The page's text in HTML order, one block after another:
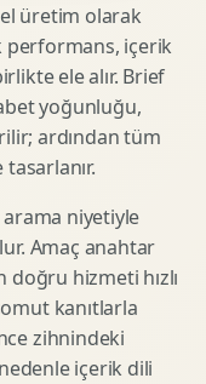
üretim olarak
performans, içerik
ele alır. Brief
yoğunluğu,
ardından tüm
niyetiyle
Amaç anahtar
doğru hizmeti hızlı
kanıtlarla
zihnindeki
içerik dili